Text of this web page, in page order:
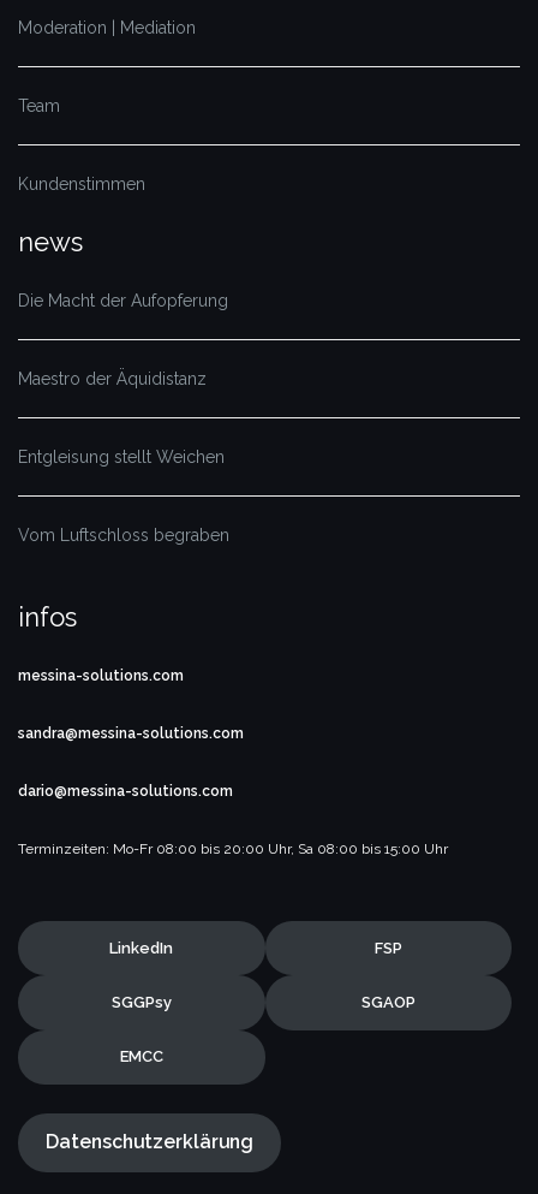
Moderation | Mediation
Team
Kundenstimmen
news
Die Macht der Aufopferung
Maestro der Äquidistanz
Entgleisung stellt Weichen
Vom Luftschloss begraben
infos
messina-solutions.com
sandra@messina-solutions.com
dario@messina-solutions.com
Terminzeiten: Mo-Fr 08:00 bis 20:00 Uhr, Sa 08:00 bis 15:00 Uhr
LinkedIn FSP
SGGPsy SGAOP
EMCC
Datenschutzerklärung